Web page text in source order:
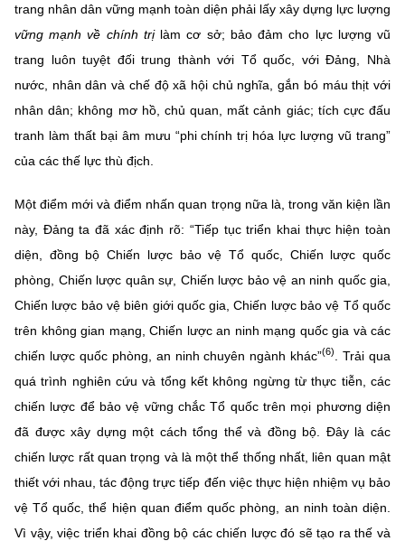
trang nhân dân vững mạnh toàn diện phải lấy xây dựng lực lượng
vững mạnh về chính trị làm cơ sở; bảo đảm cho lực lượng vũ
trang luôn tuyệt đối trung thành với Tổ quốc, với Đảng, Nhà
nước, nhân dân và chế độ xã hội chủ nghĩa, gắn bó máu thịt với
nhân dân; không mơ hồ, chủ quan, mất cảnh giác; tích cực đấu
tranh làm thất bại âm mưu “phi chính trị hóa lực lượng vũ trang”
của các thế lực thù địch.
Một điểm mới và điểm nhấn quan trọng nữa là, trong văn kiện lần
này, Đảng ta đã xác định rõ: “Tiếp tục triển khai thực hiện toàn
diện, đồng bộ Chiến lược bảo vệ Tổ quốc, Chiến lược quốc
phòng, Chiến lược quân sự, Chiến lược bảo vệ an ninh quốc gia,
Chiến lược bảo vệ biên giới quốc gia, Chiến lược bảo vệ Tổ quốc
trên không gian mạng, Chiến lược an ninh mạng quốc gia và các
chiến lược quốc phòng, an ninh chuyên ngành khác”(6)
. Trải qua
quá trình nghiên cứu và tổng kết không ngừng từ thực tiễn, các
chiến lược để bảo vệ vững chắc Tổ quốc trên mọi phương diện
đã được xây dựng một cách tổng thể và đồng bộ. Đây là các
chiến lược rất quan trọng và là một thể thống nhất, liên quan mật
thiết với nhau, tác động trực tiếp đến việc thực hiện nhiệm vụ bảo
vệ Tổ quốc, thể hiện quan điểm quốc phòng, an ninh toàn diện.
Vì vậy, việc triển khai đồng bộ các chiến lược đó sẽ tạo ra thế và